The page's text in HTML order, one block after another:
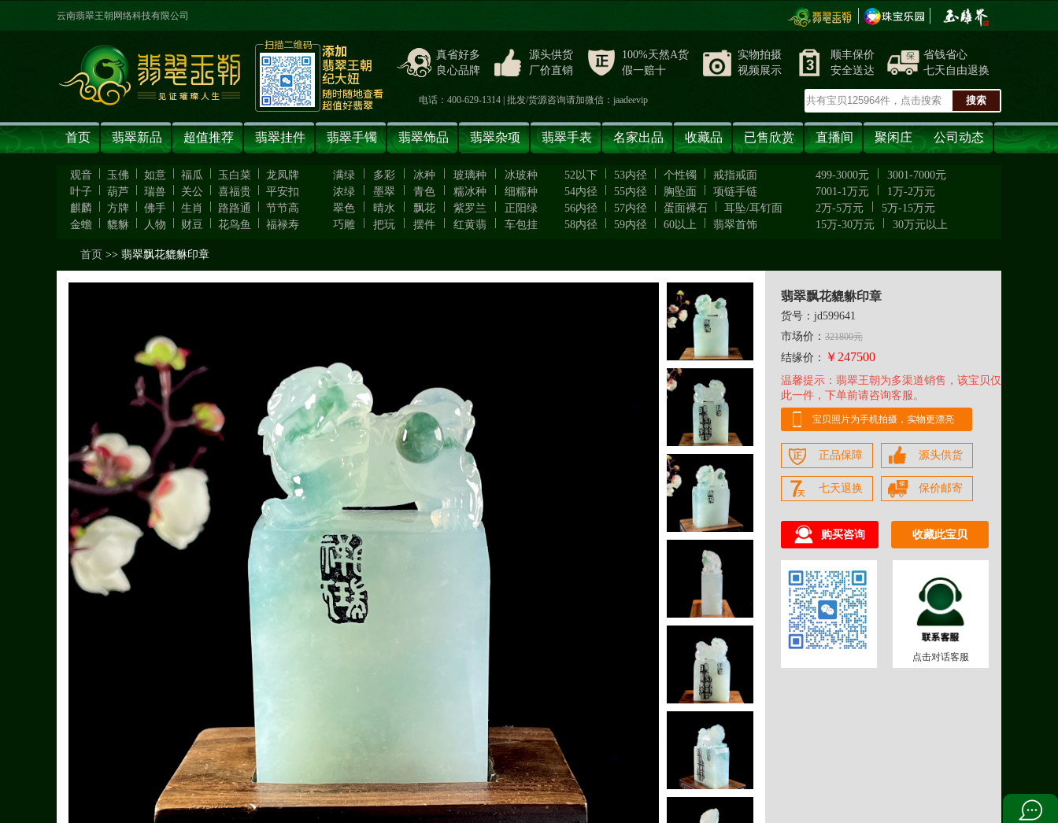
云南翡翠王朝网络科技有限公司
真省好多
良心品牌
源头供货
厂价直销
100%天然A货
假一赔十
实物拍摄
视频展示
顺丰保价
安全送达
省钱省心
七天自由退换
电话：400-629-1314 | 批发/货源咨询请加微信：jaadeevip
首页 翡翠新品 超值推荐 翡翠挂件 翡翠手镯 翡翠饰品 翡翠杂项 翡翠手表 名家出品 收藏品 已售欣赏 直播间 聚闲庄 公司动态
观音 玉佛 如意 福瓜 玉白菜
龙凤牌
叶子
葫芦 瑞兽 关公 喜福贵
平安扣
麒麟
方牌 佛手 生肖 路路通
节节高
金蟾
貔貅 人物 财豆 花鸟鱼 福禄寿
满绿 多彩 冰种 玻璃种
冰玻种
浓绿
墨翠 青色 糯冰种
细糯种
翠色
晴水 飘花 紫罗兰
正阳绿
巧雕
把玩 摆件 红黄翡 车包挂
52以下 53内径 个性镯
戒指戒面
54内径
55内径 胸坠面
项链手链
56内径
57内径 蛋面裸石
耳坠/耳钉面
58内径
59内径 60以上 翡翠首饰
499-3000元
3001-7000元
7001-1万元
1万-2万元
2万-5万元
5万-15万元
15万-30万元
30万元以上
首页 >> 翡翠飘花貔貅印章
翡翠飘花貔貅印章
货号：jd599641
市场价： 321800元
结缘价： ￥247500
温馨提示：翡翠王朝为多渠道销售，该宝贝仅
此一件，下单前请咨询客服。
宝贝照片为手机拍摄，实物更漂亮
正品保障 源头供货
七天退换 保价邮寄
购买咨询 收藏此宝贝
点击对话客服